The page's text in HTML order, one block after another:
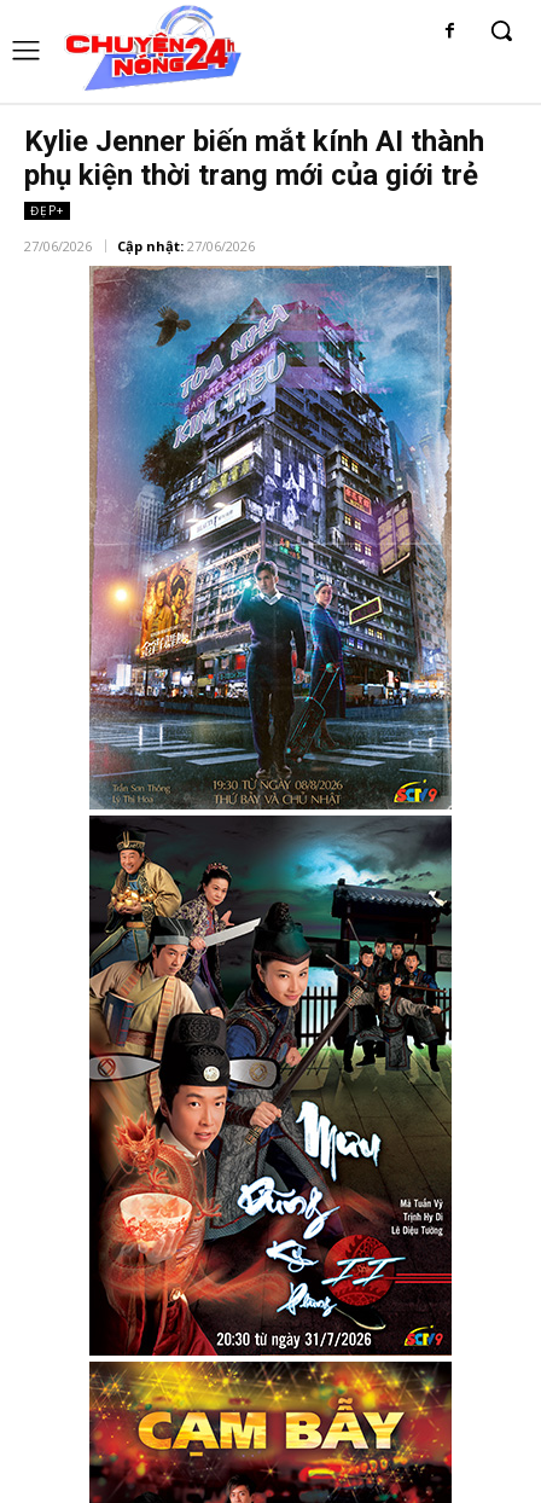
Kylie Jenner biến mắt kính AI thành
phụ kiện thời trang mới của giới trẻ
ĐẸP+
27/06/2026 Cập nhật: 27/06/2026